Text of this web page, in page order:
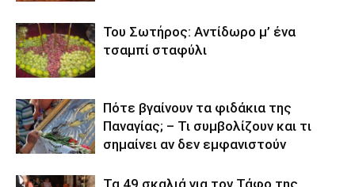
Του Σωτήρος: Αντίδωρο μ’ ένα
τσαμπί σταφύλι
Πότε βγαίνουν τα φιδάκια της
Παναγίας; – Τι συμβολίζουν και τι
σημαίνει αν δεν εμφανιστούν